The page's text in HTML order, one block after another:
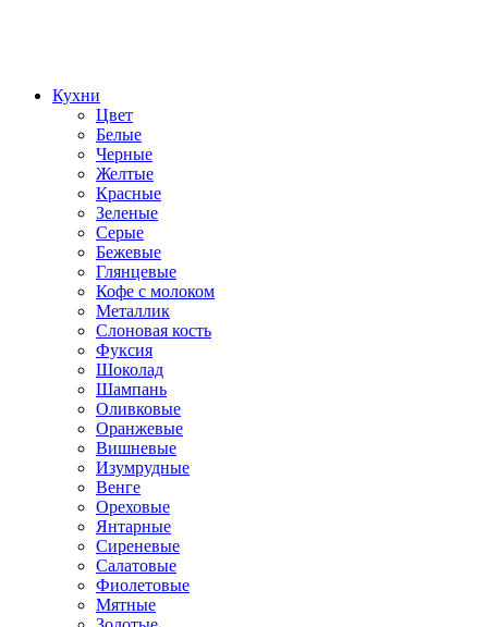
Кухни
Цвет
Белые
Черные
Желтые
Красные
Зеленые
Серые
Бежевые
Глянцевые
Кофе с молоком
Металлик
Слоновая кость
Фуксия
Шоколад
Шампань
Оливковые
Оранжевые
Вишневые
Изумрудные
Венге
Ореховые
Янтарные
Сиреневые
Салатовые
Фиолетовые
Мятные